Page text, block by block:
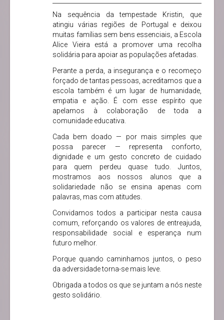
Na sequência da tempestade Kristin, que
atingiu várias regiões de Portugal e deixou
muitas famílias sem bens essenciais, a Escola
Alice Vieira está a promover uma recolha
solidária para apoiar as populações afetadas.
Perante a perda, a insegurança e o recomeço
forçado de tantas pessoas, acreditamos que a
escola também é um lugar de humanidade,
empatia e ação. É com esse espírito que
apelamos à colaboração de toda a
comunidade educativa.
Cada bem doado — por mais simples que
possa parecer — representa conforto,
dignidade e um gesto concreto de cuidado
para quem perdeu quase tudo. Juntos,
mostramos aos nossos alunos que a
solidariedade não se ensina apenas com
palavras, mas com atitudes.
Convidamos todos a participar nesta causa
comum, reforçando os valores de entreajuda,
responsabilidade social e esperança num
futuro melhor.
Porque quando caminhamos juntos, o peso
da adversidade torna-se mais leve.
Obrigada a todos os que se juntam a nós neste
gesto solidário.